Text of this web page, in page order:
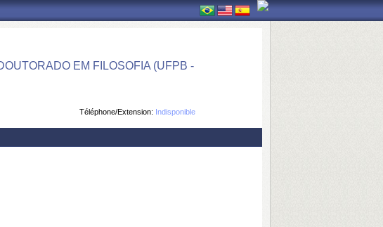
EM FILOSOFIA (UFPB -
Téléphone/Extension: Indisponible